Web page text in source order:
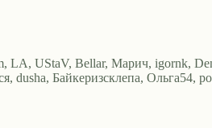
LA, UStaV, Bellar, Марич, igornk,
dusha, Байкеризсклепа,